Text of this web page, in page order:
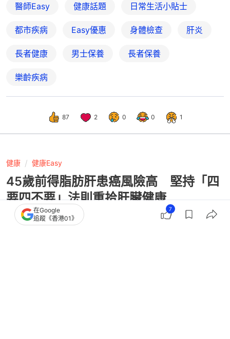
醫師Easy 健康話題 日常生活小貼士
都市疾病 Easy優惠 身體檢查 肝炎
長者健康 男士保養 長者保養
樂齡疾病
87 2 0 0 1
健康 健康Easy
45歲前得脂肪肝患癌風險高 堅持「四
要四不要」法則重拾肝臟健康
在Google
追蹤《香港01》
7